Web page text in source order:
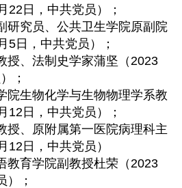
22日，中共党员）；
研究员、公共卫生学院原副院
5日，中共党员）；
授、法制史学家蒲坚（2023
；
院生物化学与生物物理学系教
12日，中共党员）；
授、原附属第一医院病理科主
12日，中共党员）
教育学院副教授杜荣（2023
）；